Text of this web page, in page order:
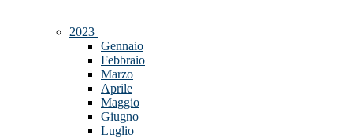
2023
Gennaio
Febbraio
Marzo
Aprile
Maggio
Giugno
Luglio